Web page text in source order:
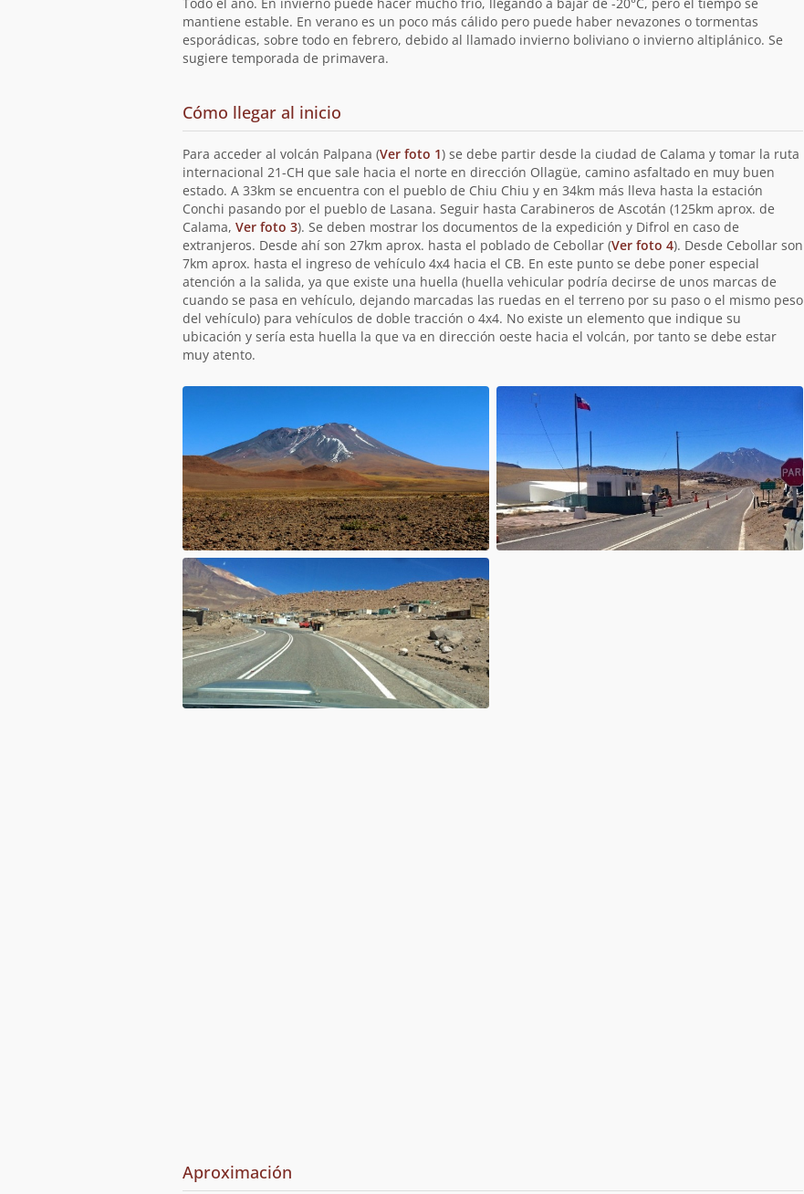
mantiene estable. En verano es un poco más cálido pero puede haber nevazones o tormentas
esporádicas, sobre todo en febrero, debido al llamado invierno boliviano o invierno altiplánico. Se
sugiere temporada de primavera.
Cómo llegar al iniciode
la
ruta
Para acceder al volcán Palpana (Ver foto 1) se debe partir desde la ciudad de Calama y tomar la ruta
internacional 21-CH que sale hacia el norte en dirección Ollagüe, camino asfaltado en muy buen
estado. A 33km se encuentra con el pueblo de Chiu Chiu y en 34km más lleva hasta la estación
Conchi pasando por el pueblo de Lasana. Seguir hasta Carabineros de Ascotán (125km aprox. de
Calama, Ver foto 3). Se deben mostrar los documentos de la expedición y Difrol en caso de
extranjeros. Desde ahí son 27km aprox. hasta el poblado de Cebollar (Ver foto 4). Desde Cebollar son
7km aprox. hasta el ingreso de vehículo 4x4 hacia el CB. En este punto se debe poner especial
atención a la salida, ya que existe una huella (huella vehicular podría decirse de unos marcas de
cuando se pasa en vehículo, dejando marcadas las ruedas en el terreno por su paso o el mismo peso
del vehículo) para vehículos de doble tracción o 4x4. No existe un elemento que indique su
ubicación y sería esta huella la que va en dirección oeste hacia el volcán, por tanto se debe estar
muy atento.
Aproximación